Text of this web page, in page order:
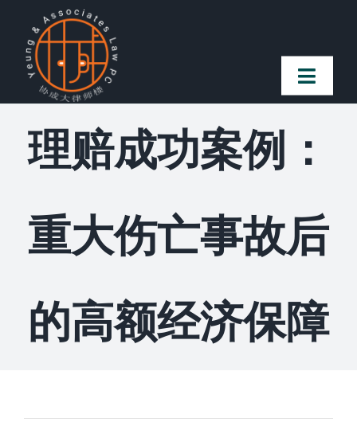
content
Toggle
首页
案件简介
常见问题
理赔成功案例：
重大伤亡事故后
的高额经济保障